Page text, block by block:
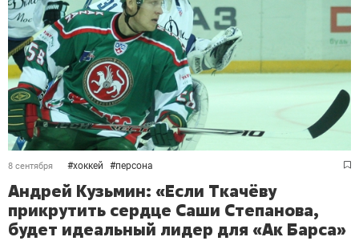
8 сентября #хоккей #персона
Андрей Кузьмин: «Если Ткачёву
прикрутить сердце Саши Степанова,
будет идеальный лидер для «Ак Барса»